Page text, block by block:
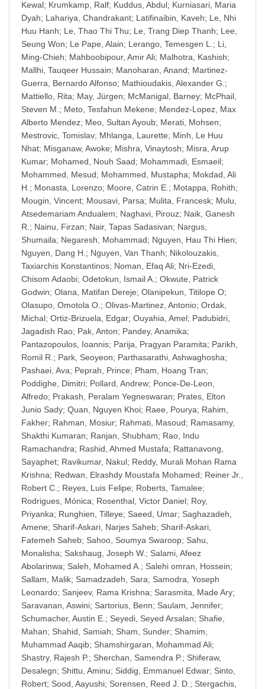
Kewal; Krumkamp, Ralf; Kuddus, Abdul; Kurniasari, Maria
Dyah; Lahariya, Chandrakant; Latifinaibin, Kaveh; Le, Nhi
Huu Hanh; Le, Thao Thi Thu; Le, Trang Diep Thanh; Lee,
Seung Won; Le Pape, Alain; Lerango, Temesgen L. ; Li,
Ming-Chieh; Mahboobipour, Amir Ali; Malhotra, Kashish;
Mallhi, Tauqeer Hussain; Manoharan, Anand; Martinez-
Guerra, Bernardo Alfonso; Mathioudakis, Alexander G. ;
Mattiello, Rita; May, Jürgen; McManigal, Barney; McPhail,
Steven M. ; Meto, Tesfahun Mekene; Mendez-Lopez, Max
Alberto Mendez; Meo, Sultan Ayoub; Merati, Mohsen;
Mestrovic, Tomislav; Mhlanga, Laurette; Minh, Le Huu
Nhat; Misganaw, Awoke; Mishra, Vinaytosh; Misra, Arup
Kumar; Mohamed, Nouh Saad; Mohammadi, Esmaeil;
Mohammed, Mesud; Mohammed, Mustapha; Mokdad, Ali
H. ; Monasta, Lorenzo; Moore, Catrin E. ; Motappa, Rohith;
Mougin, Vincent; Mousavi, Parsa; Mulita, Francesk; Mulu,
Atsedemariam Andualem; Naghavi, Pirouz; Naik, Ganesh
R. ; Nainu, Firzan; Nair, Tapas Sadasivan; Nargus,
Shumaila; Negaresh, Mohammad; Nguyen, Hau Thi Hien;
Nguyen, Dang H. ; Nguyen, Van Thanh; Nikolouzakis,
Taxiarchis Konstantinos; Noman, Efaq Ali; Nri-Ezedi,
Chisom Adaobi; Odetokun, Ismail A. ; Okwute, Patrick
Godwin; Olana, Matifan Dereje; Olanipekun, Titilope O;
Olasupo, Omotola O. ; Olivas-Martinez, Antonio; Ordak,
Michal; Ortiz-Brizuela, Edgar; Ouyahia, Amel; Padubidri,
Jagadish Rao; Pak, Anton; Pandey, Anamika;
Pantazopoulos, Ioannis; Parija, Pragyan Paramita; Parikh,
Romil R. ; Park, Seoyeon; Parthasarathi, Ashwaghosha;
Pashaei, Ava; Peprah, Prince; Pham, Hoang Tran;
Poddighe, Dimitri; Pollard, Andrew; Ponce-De-Leon,
Alfredo; Prakash, Peralam Yegneswaran; Prates, Elton
Junio Sady; Quan, Nguyen Khoi; Raee, Pourya; Rahim,
Fakher; Rahman, Mosiur; Rahmati, Masoud; Ramasamy,
Shakthi Kumaran; Ranjan, Shubham; Rao, Indu
Ramachandra; Rashid, Ahmed Mustafa; Rattanavong,
Sayaphet; Ravikumar, Nakul; Reddy, Murali Mohan Rama
Krishna; Redwan, Elrashdy Moustafa Mohamed; Reiner Jr.,
Robert C. ; Reyes, Luis Felipe; Roberts, Tamalee;
Rodrigues, Mónica; Rosenthal, Victor Daniel; Roy,
Priyanka; Runghien, Tilleye; Saeed, Umar; Saghazadeh,
Amene; Sharif-Askari, Narjes Saheb; Sharif-Askari,
Fatemeh Saheb; Sahoo, Soumya Swaroop; Sahu,
Monalisha; Sakshaug, Joseph W. ; Salami, Afeez
Abolarinwa; Saleh, Mohamed A. ; Salehi omran, Hossein;
Sallam, Malik; Samadzadeh, Sara; Samodra, Yoseph
Leonardo; Sanjeev, Rama Krishna; Sarasmita, Made Ary;
Saravanan, Aswini; Sartorius, Benn; Saulam, Jennifer;
Schumacher, Austin E. ; Seyedi, Seyed Arsalan; Shafie,
Mahan; Shahid, Samiah; Sham, Sunder; Shamim,
Muhammad Aaqib; Shamshirgaran, Mohammad Ali;
Shastry, Rajesh P.; Sherchan, Samendra P.; Shiferaw,
Desalegn; Shittu, Aminu; Siddig, Emmanuel Edwar; Sinto,
Robert; Sood, Aayushi; Sorensen, Reed J. D. ; Stergachis,